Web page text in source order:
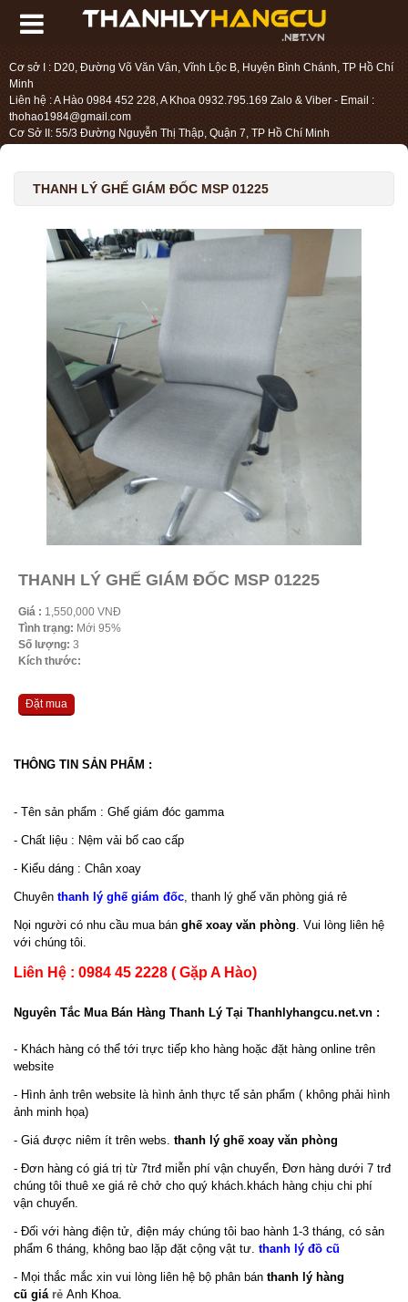
Cơ sở I : D20, Đường Võ Văn Vân, Vĩnh Lộc B, Huyện Bình Chánh, TP Hồ Chí
Minh
Liên hệ : A Hào 0984 452 228, A Khoa 0932.795.169 Zalo & Viber - Email :
thohao1984@gmail.com
Cơ Sở II: 55/3 Đường Nguyễn Thị Thập, Quận 7, TP Hồ Chí Minh
THANH LÝ GHẾ GIÁM ĐỐC MSP 01225
THANH LÝ GHẾ GIÁM ĐỐC MSP 01225
Giá : 1,550,000 VNĐ
Tình trạng: Mới 95%
Số lượng: 3
Kích thước:
Đặt mua
THÔNG TIN SẢN PHẨM :
- Tên sản phẩm : Ghế giám đóc gamma
- Chất liệu : Nệm vải bố cao cấp
- Kiểu dáng : Chân xoay
Chuyên thanh lý ghế giám đốc , thanh lý ghế văn phòng giá rẻ
Nọi người có nhu cầu mua bán ghế xoay văn phòng . Vui lòng liên hệ
với chúng tôi.
Liên Hệ : 0984 45 2228 ( Gặp A Hào)
Nguyên Tắc Mua Bán Hàng Thanh Lý Tại Thanhlyhangcu.net.vn :
- Khách hàng có thể tới trực tiếp kho hàng hoặc đặt hàng online trên
website
- Hình ảnh trên website là hình ảnh thực tế sản phẩm ( không phải hình
ảnh minh họa)
- Giá được niêm ít trên webs. thanh lý ghế xoay văn phòng
- Đơn hàng có giá trị từ 7trđ miễn phí vận chuyển, Đơn hàng dưới 7 trđ
chúng tôi thuê xe giá rẻ chở cho quý khách.khách hàng chịu chi phí
vận chuyển.
- Đối với hàng điện tử, điện máy chúng tôi bao hành 1-3 tháng, có sản
phẩm 6 tháng, không bao lặp đặt cộng vật tư. thanh lý đồ cũ
- Mọi thắc mắc xin vui lòng liên hệ bộ phân bán thanh lý hàng
cũ giá rẻ Anh Khoa.